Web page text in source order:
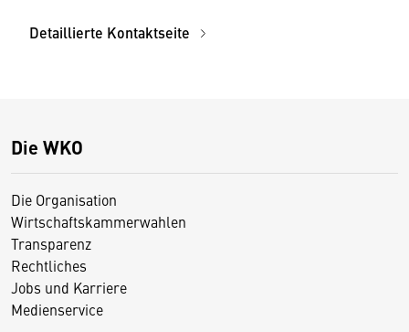
Detaillierte Kontaktseite
Die WKO
Die Organisation
Wirtschaftskammerwahlen
Transparenz
Rechtliches
Jobs und Karriere
Medienservice